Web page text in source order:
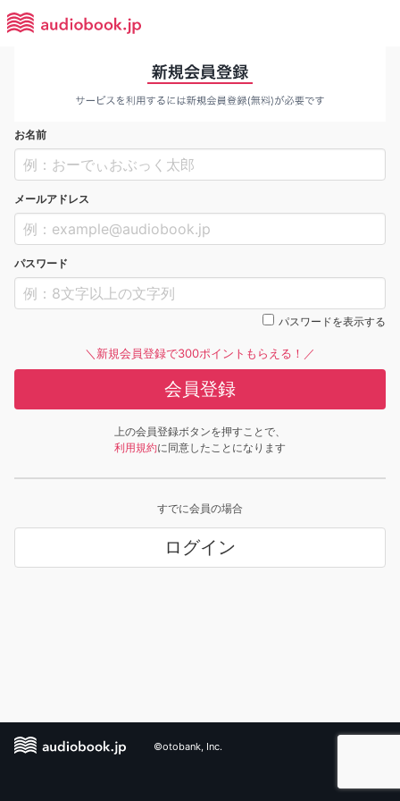
お名前
メールアドレス
パスワード
パスワードを表示する
＼新規会員登録で300ポイントもらえる！／
会員登録
上の会員登録ボタンを押すことで、
利用規約に同意したことになります
すでに会員の場合
ログイン
©otobank, Inc.